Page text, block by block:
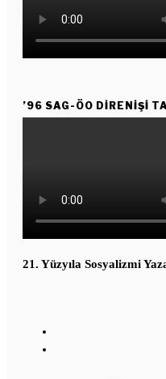
’96 SAG-ÖO DİRENİŞİ
21. Yüzyıla Sosyalizmi